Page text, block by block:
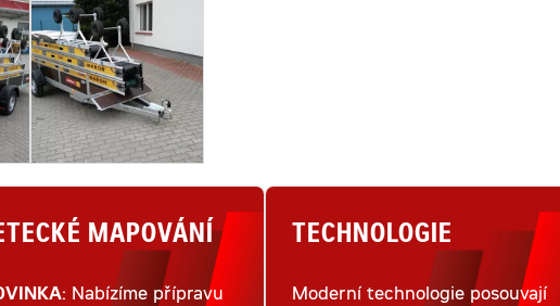
MAPOVÁNÍ
: Nabízíme přípravu
TECHNOLOGIE
Moderní technologie posouvají